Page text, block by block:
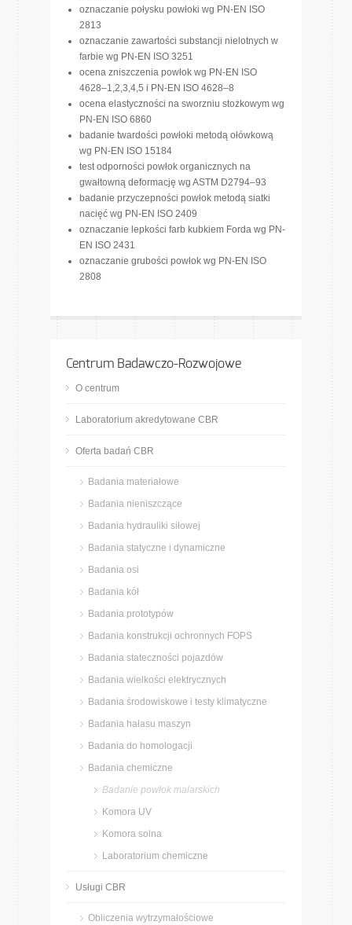
oznaczanie połysku powłoki wg PN-EN ISO
2813
oznaczanie zawartości substancji nielotnych w
farbie wg PN-EN ISO 3251
ocena zniszczenia powłok wg PN-EN ISO
4628–1,2,3,4,5 i PN-EN ISO 4628–8
ocena elastyczności na sworzniu stożkowym wg
PN-EN ISO 6860
badanie twardości powłoki metodą ołówkową
wg PN-EN ISO 15184
test odporności powłok organicznych na
gwałtowną deformację wg ASTM D2794–93
badanie przyczepności powłok metodą siatki
nacięć wg PN-EN ISO 2409
oznaczanie lepkości farb kubkiem Forda wg PN-
EN ISO 2431
oznaczanie grubości powłok wg PN-EN ISO
2808
Centrum Badawczo-Rozwojowe
O centrum
Laboratorium akredytowane CBR
Oferta badań CBR
Badania materiałowe
Badania nieniszczące
Badania hydrauliki siłowej
Badania statyczne i dynamiczne
Badania osi
Badania kół
Badania prototypów
Badania konstrukcji ochronnych FOPS
Badania stateczności pojazdów
Badania wielkości elektrycznych
Badania środowiskowe i testy klimatyczne
Badania hałasu maszyn
Badania do homologacji
Badania chemiczne
Badanie powłok malarskich
Komora UV
Komora solna
Laboratorium chemiczne
Usługi CBR
Obliczenia wytrzymałościowe